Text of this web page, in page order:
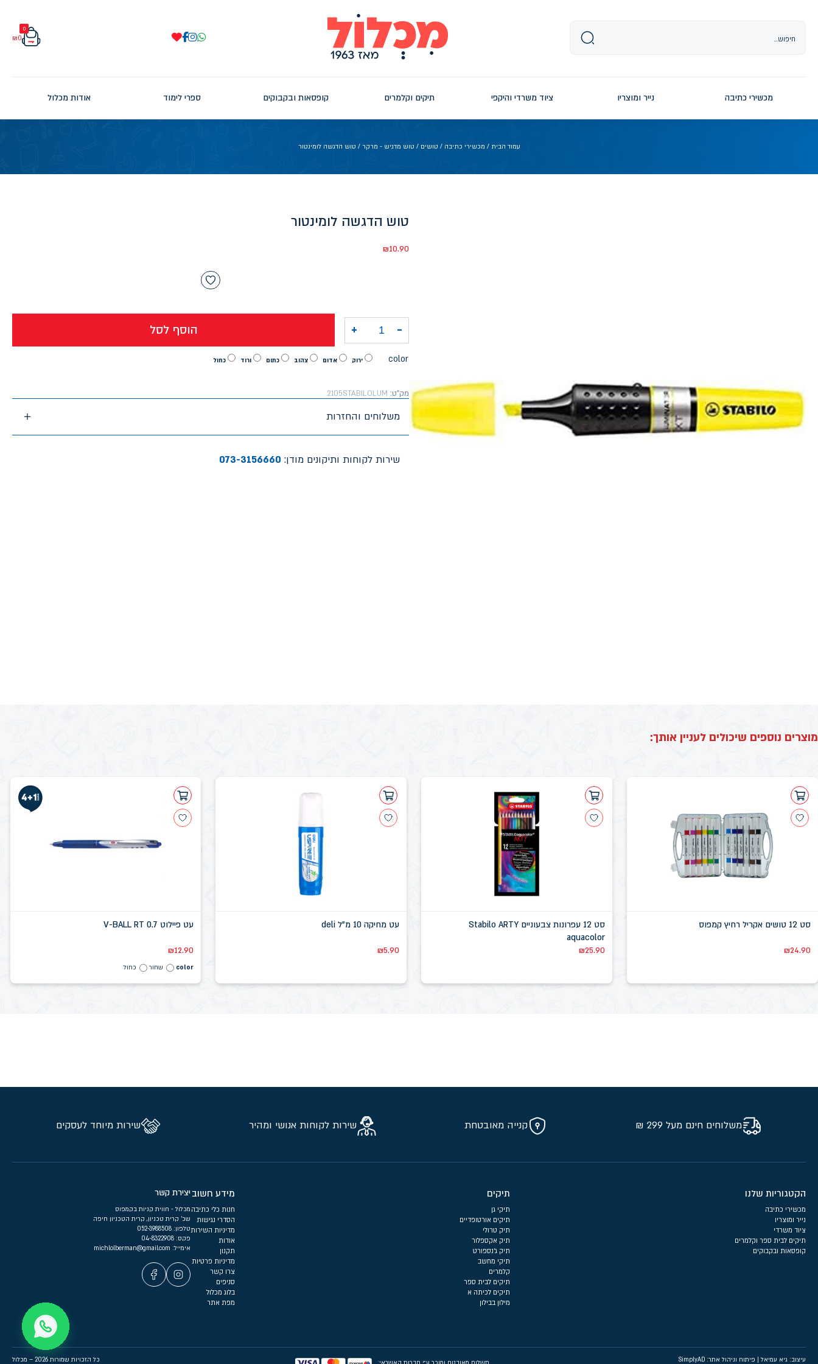
0
₪0
מכשירי כתיבה נייר ומוצריו ציוד משרדי והיקפי תיקים וקלמרים קופסאות ובקבוקים ספרי לימוד אודות מכלול
עמוד הבית / מכשירי כתיבה / טושים / טוש מדגיש - מרקר / טוש הדגשה לומינטור
טוש הדגשה לומינטור
₪10.90
color ירוק אדום צהוב כתום ורוד כחול
- כמות של טוש הדגשה לומינטור
+ הוסף לסל
מק"ט: 2105STABILOLUM
משלוחים והחזרות
שירות לקוחות ותיקונים מודן: 073-3156660
מוצרים נוספים שיכולים לעניין אותך:
סט 12 טושים אקריל רחיץ קמפוס
₪24.90
סט 12 עפרונות צבעוניים Stabilo ARTY
aquacolor
₪25.90
עט מחיקה 10 מ"ל deli
₪5.90
עט פיילוט V-BALL RT 0.7
₪12.90
color שחור כחול
משלוחים חינם מעל 299 ₪ קנייה מאובטחת שירות לקוחות אנושי ומהיר שירות מיוחד לעסקים
הקטגוריות שלנו
מכשירי כתיבה
נייר ומוצריו
ציוד משרדי
תיקים לבית ספר וקלמרים
קופסאות ובקבוקים
תיקים
תיקי גן
תיקים אורטופדיים
תיק טרולי
תיק אקספלור
תיק ג'נספורט
תיקי מחשב
קלמרים
תיקים לבית ספר
תיקים לכיתה א
מילון בבילון
מידע חשוב
חנות כלי כתיבה
הסדרי נגישות
מדיניות השירות
אודות
תקנון
מדיניות פרטיות
צרו קשר
סניפים
בלוג מכלול
מפת אתר
יצירת קשר
מכלול - חווית קניות בקמפוס
שכ’ קרית טכניון, קרית הטכניון חיפה
טלפון:
פקס: 04-8322908
אימייל:
עיצוב: גיא עמיאל | פיתוח וניהול אתר: SimplyAD כל הזכויות שמורות 2026 – מכלול